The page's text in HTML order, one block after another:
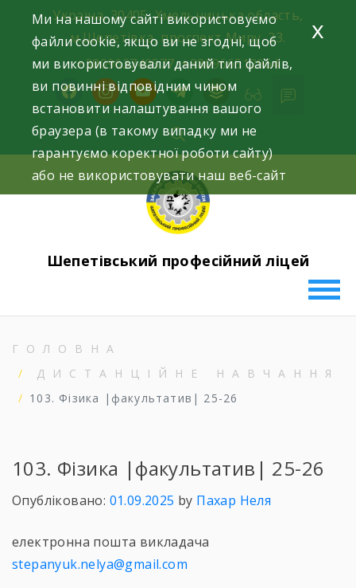
content
Україна, 30405, Хмельницька область,
м.Шепетівка, проспект Миру, 23.
+380963740577, +380966512964
facebookinstagramyoutubetelegram
buffer
Шепетівський професійний ліцей
ГОЛОВНА
ДИСТАНЦІЙНЕ НАВЧАННЯ
103. Фізика |факультатив| 25-26
103. Фізика |факультатив| 25-26
Опубліковано: 01.09.2025 by Пахар Неля
електронна пошта викладача
stepanyuk.nelya@gmail.com
Ми на нашому сайті використовуємо
файли cookie, якщо ви не згодні, щоб
ми використовували даний тип файлів,
ви повинні відповідним чином
встановити налаштування вашого
браузера (в такому випадку ми не
гарантуємо коректної роботи сайту)
або не використовувати наш веб-сайт
x